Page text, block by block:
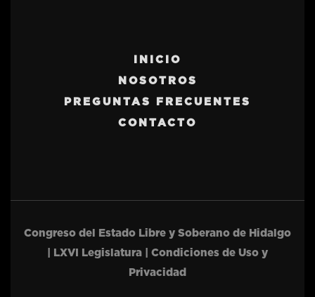
INICIO
NOSOTROS
PREGUNTAS FRECUENTES
CONTACTO
Congreso del Estado Libre y Soberano de Hidalgo
| LXVI Legislatura | Condiciones de Uso y
Privacidad